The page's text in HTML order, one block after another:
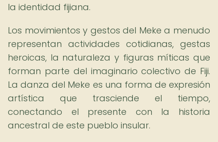
la identidad fijiana.
Los movimientos y gestos del Meke a menudo
representan actividades cotidianas, gestas
heroicas, la naturaleza y figuras míticas que
forman parte del imaginario colectivo de Fiji.
La danza del Meke es una forma de expresión
artística que trasciende el tiempo,
conectando el presente con la historia
ancestral de este pueblo insular.